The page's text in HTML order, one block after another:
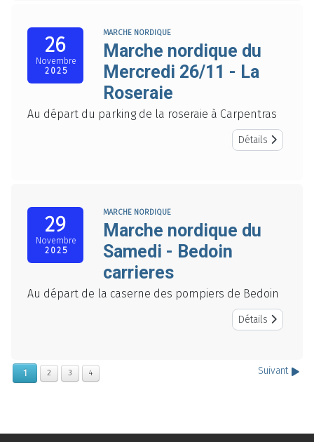
26
Novembre
2025
MARCHE NORDIQUE
Marche nordique du
Mercredi 26/11 - La
Roseraie
Au départ du parking de la roseraie à Carpentras
Détails
29
Novembre
2025
MARCHE NORDIQUE
Marche nordique du
Samedi - Bedoin
carrieres
Au départ de la caserne des pompiers de Bedoin
Détails
1 2 3 4 Suivant